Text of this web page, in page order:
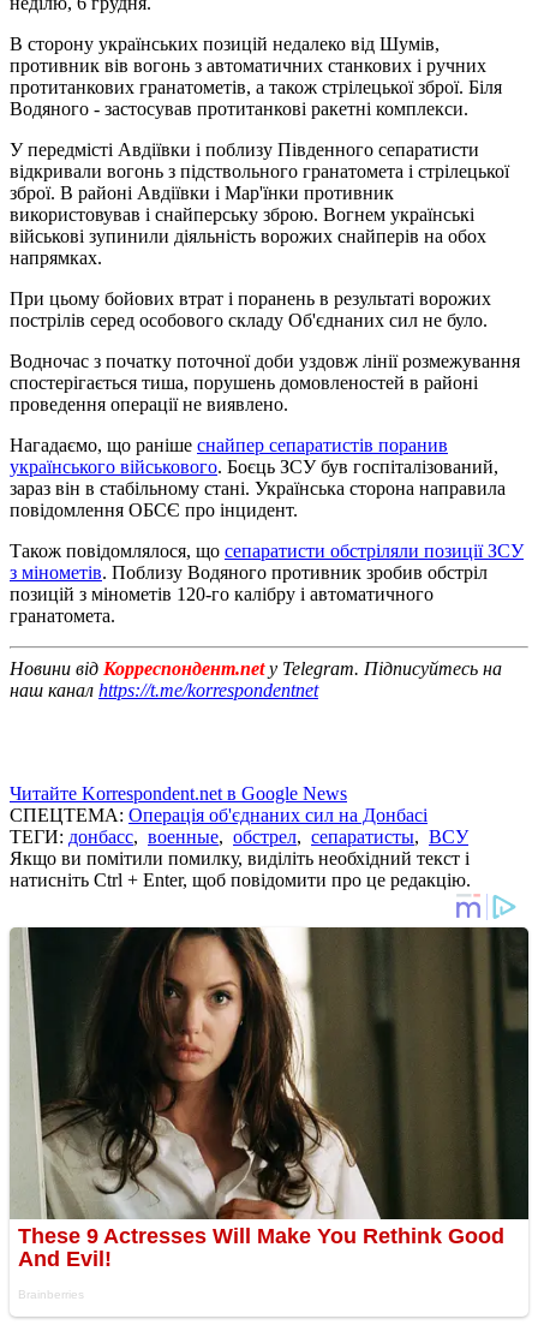
В сторону українських позицій недалеко від Шумів,
противник вів вогонь з автоматичних станкових і ручних
протитанкових гранатометів, а також стрілецької зброї. Біля
Водяного - застосував протитанкові ракетні комплекси.
У передмісті Авдіївки і поблизу Південного сепаратисти
відкривали вогонь з підствольного гранатомета і стрілецької
зброї. В районі Авдіївки і Мар'їнки противник
використовував і снайперську зброю. Вогнем українські
військові зупинили діяльність ворожих снайперів на обох
напрямках.
При цьому бойових втрат і поранень в результаті ворожих
пострілів серед особового складу Об'єднаних сил не було.
Водночас з початку поточної доби уздовж лінії розмежування
спостерігається тиша, порушень домовленостей в районі
проведення операції не виявлено.
Нагадаємо, що раніше снайпер сепаратистів поранив
українського військового. Боєць ЗСУ був госпіталізований,
зараз він в стабільному стані. Українська сторона направила
повідомлення ОБСЄ про інцидент.
Також повідомлялося, що сепаратисти обстріляли позиції ЗСУ
з мінометів. Поблизу Водяного противник зробив обстріл
позицій з мінометів 120-го калібру і автоматичного
гранатомета.
Новини від Корреспондент.netу Telegram. Підписуйтесь на
наш канал https://t.me/korrespondentnet
Читайте Korrespondent.net в Google News
СПЕЦТЕМА: Операція об'єднаних сил на Донбасі
ТЕГИ: донбасс, военные, обстрел, сепаратисты, ВСУ
Якщо ви помітили помилку, виділіть необхідний текст і
натисніть Ctrl + Enter, щоб повідомити про це редакцію.